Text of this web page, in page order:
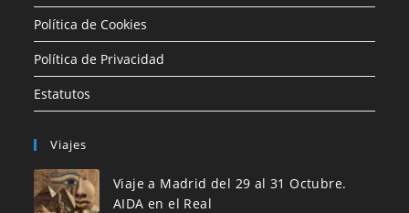
Política de Cookies
Política de Privacidad
Estatutos
Viajes
Viaje a Madrid del 29 al 31 Octubre.
AIDA en el Real